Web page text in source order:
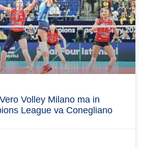
Volley Milano ma in
League va Conegliano